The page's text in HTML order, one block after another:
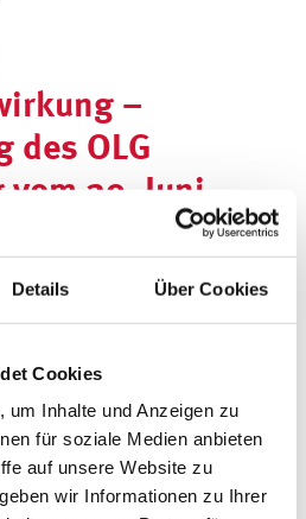
Details Über Cookies
Cookies
um Inhalte und Anzeigen zu
für soziale Medien anbieten
auf unsere Website zu
wir Informationen zu Ihrer
–
des OLG
29. Juni
der
die die
bei gewissenhafter